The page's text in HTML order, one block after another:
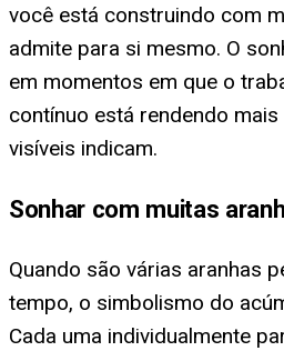
você está construindo com
admite para si mesmo. O
em momentos em que o
contínuo está rendendo
visíveis indicam.
Sonhar com muitas
Quando são várias aranhas
tempo, o simbolismo do
Cada uma individualmente